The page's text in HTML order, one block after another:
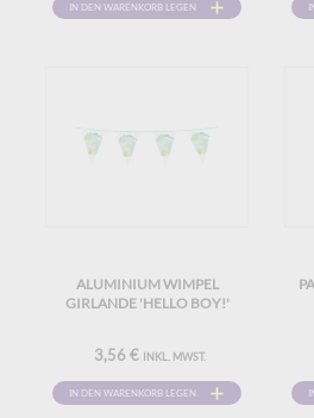
IN DEN WARENKORB LEGEN
ALUMINIUM WIMPEL
GIRLANDE 'HELLO BOY!'
3,56 € INKL. MWST.
IN DEN WARENKORB LEGEN